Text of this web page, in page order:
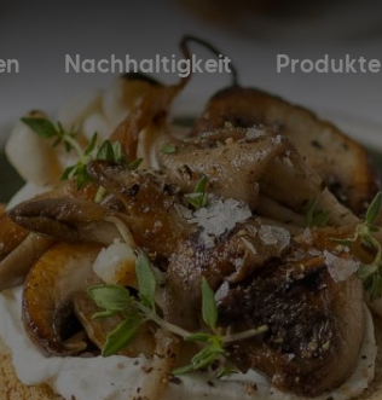
Nachhaltigkeit Produkte